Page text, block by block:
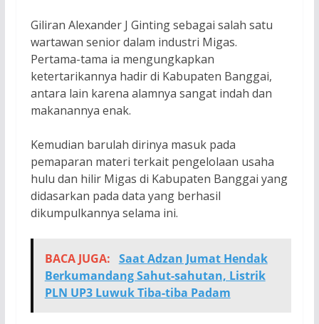
Giliran Alexander J Ginting sebagai salah satu
wartawan senior dalam industri Migas.
Pertama-tama ia mengungkapkan
ketertarikannya hadir di Kabupaten Banggai,
antara lain karena alamnya sangat indah dan
makanannya enak.
Kemudian barulah dirinya masuk pada
pemaparan materi terkait pengelolaan usaha
hulu dan hilir Migas di Kabupaten Banggai yang
didasarkan pada data yang berhasil
dikumpulkannya selama ini.
BACA JUGA: Saat Adzan Jumat Hendak
Berkumandang Sahut-sahutan, Listrik
PLN UP3 Luwuk Tiba-tiba Padam